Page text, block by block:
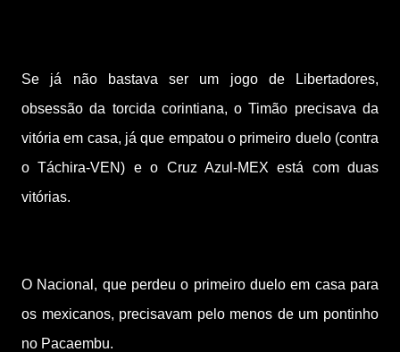
Se já não bastava ser um jogo de Libertadores,
obsessão da torcida corintiana, o Timão precisava da
vitória em casa, já que empatou o primeiro duelo (contra
o Táchira-VEN) e o Cruz Azul-MEX está com duas
vitórias.
O Nacional, que perdeu o primeiro duelo em casa para
os mexicanos, precisavam pelo menos de um pontinho
no Pacaembu.